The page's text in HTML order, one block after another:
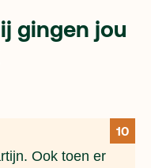
gingen jou
10
Ook toen er